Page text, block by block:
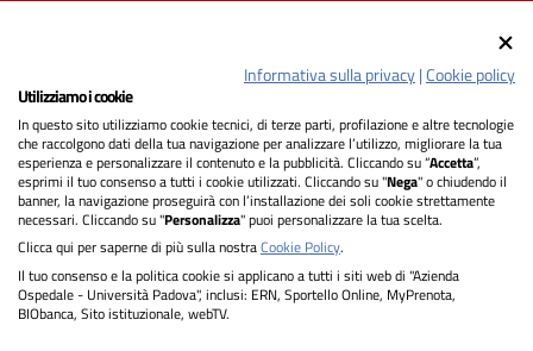
Pec: protocollo.aopd@pecveneto.it
SEGUICI SU
Privacy
Dichiarazione di Accessibilità
Informativa sulla privacy|Cookie policy
Utilizziamo i cookie
In questo sito utilizziamo cookie tecnici, di terze parti, profilazione e altre tecnologie
che raccolgono dati della tua navigazione per analizzare l’utilizzo, migliorare la tua
esperienza e personalizzare il contenuto e la pubblicità. Cliccando su “Accetta”,
esprimi il tuo consenso a tutti i cookie utilizzati. Cliccando su "Nega" o chiudendo il
banner, la navigazione proseguirà con l’installazione dei soli cookie strettamente
necessari. Cliccando su "Personalizza" puoi personalizzare la tua scelta.
Clicca qui per saperne di più sulla nostraCookie Policy.
Il tuo consenso e la politica cookie si applicano a tutti i siti web di "Azienda
Ospedale - Università Padova", inclusi: ERN, Sportello Online, MyPrenota,
BIObanca, Sito istituzionale, webTV.